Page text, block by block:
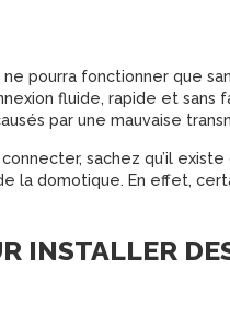
pourra fonctionner que
fluide, rapide et sans
par une mauvaise
sachez qu’il
la domotique. En effet,
INSTALLER